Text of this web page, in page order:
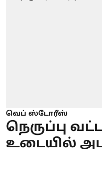
வெப் ஸ்டோரீஸ்
நெருப்பு
உடையில்